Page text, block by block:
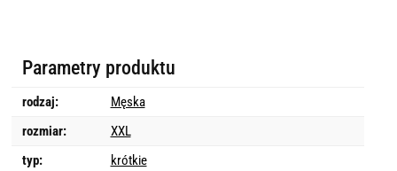
Parametry produktu
rodzaj:
Męska
rozmiar:
XXL
typ:
krótkie